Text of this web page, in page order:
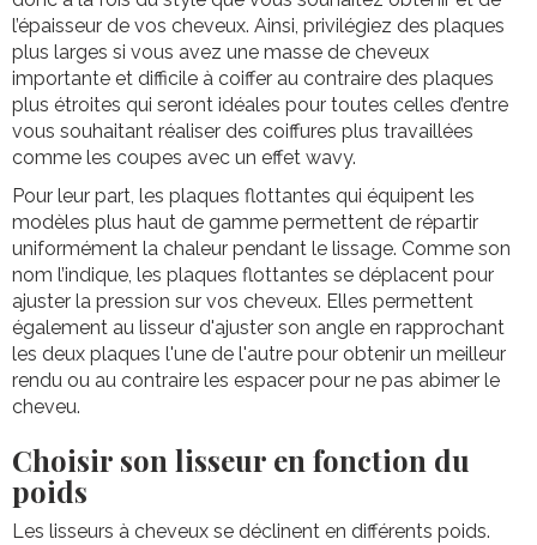
l’épaisseur de vos cheveux. Ainsi, privilégiez des plaques
plus larges si vous avez une masse de cheveux
importante et difficile à coiffer au contraire des plaques
plus étroites qui seront idéales pour toutes celles d’entre
vous souhaitant réaliser des coiffures plus travaillées
comme les coupes avec un effet wavy.
Pour leur part, les plaques flottantes qui équipent les
modèles plus haut de gamme permettent de répartir
uniformément la chaleur pendant le lissage. Comme son
nom l’indique, les plaques flottantes se déplacent pour
ajuster la pression sur vos cheveux. Elles permettent
également au lisseur d'ajuster son angle en rapprochant
les deux plaques l'une de l'autre pour obtenir un meilleur
rendu ou au contraire les espacer pour ne pas abimer le
cheveu.
Choisir son lisseur en fonction du
poids
Les lisseurs à cheveux se déclinent en différents poids.